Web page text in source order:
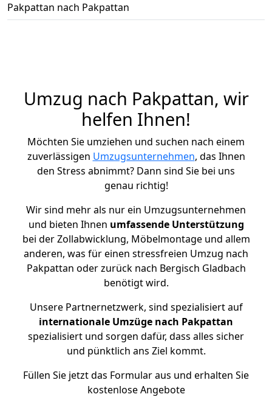
Pakpattan nach Pakpattan
Umzug nach Pakpattan, wir
helfen Ihnen!
Möchten Sie umziehen und suchen nach einem
zuverlässigen Umzugsunternehmen, das Ihnen
den Stress abnimmt? Dann sind Sie bei uns
genau richtig!
Wir sind mehr als nur ein Umzugsunternehmen
und bieten Ihnen umfassende Unterstützung
bei der Zollabwicklung, Möbelmontage und allem
anderen, was für einen stressfreien Umzug nach
Pakpattan oder zurück nach Bergisch Gladbach
benötigt wird.
Unsere Partnernetzwerk, sind spezialisiert auf
internationale Umzüge nach Pakpattan
spezialisiert und sorgen dafür, dass alles sicher
und pünktlich ans Ziel kommt.
Füllen Sie jetzt das Formular aus und erhalten Sie
kostenlose Angebote